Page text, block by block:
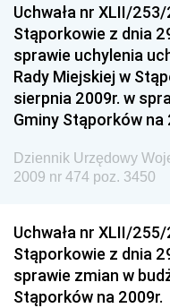
Dziennik Urzędowy
Dziennik Urzędowy
Regionalnej
Dziennik Urzędowy
Dziennik Urzędowy
Dziennik Urzędowy
Inspektora Ochrony
Dziennik Urzędowy
Narodowego i Sportu
Dziennik Urzędowy
Uchwała nr XLII/
Stąporkowie z dnia
sprawie uchylenia
Rady Miejskiej w
sierpnia 2009r. w
Gminy Stąporków na
Dziennik Urzędowy
2009 nr 474 poz. 3450
Uchwała nr XLII/
Stąporkowie z dnia
sprawie zmian w
Stąporków na 2009r.